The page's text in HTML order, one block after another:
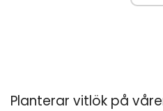
Planterar vitlök på